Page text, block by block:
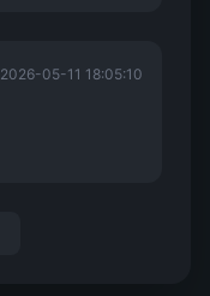
2026-05-11 18:05:10